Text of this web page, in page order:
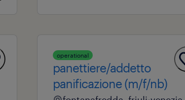
operational
panettiere/addetto
panificazione (m/f/nb)